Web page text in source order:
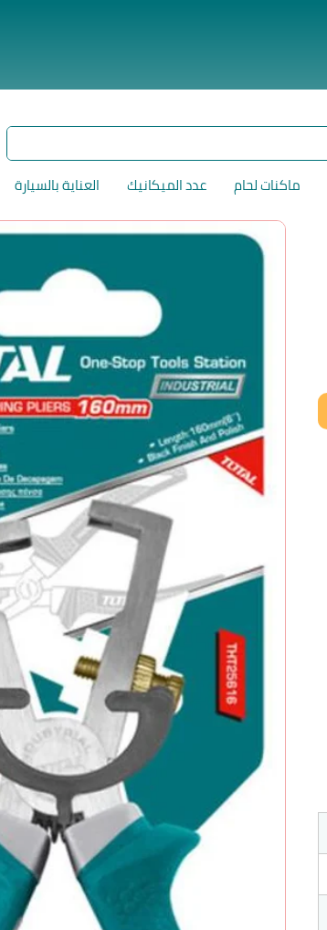
ماكنات لحام عدد الميكانيك العناية بالسيارة